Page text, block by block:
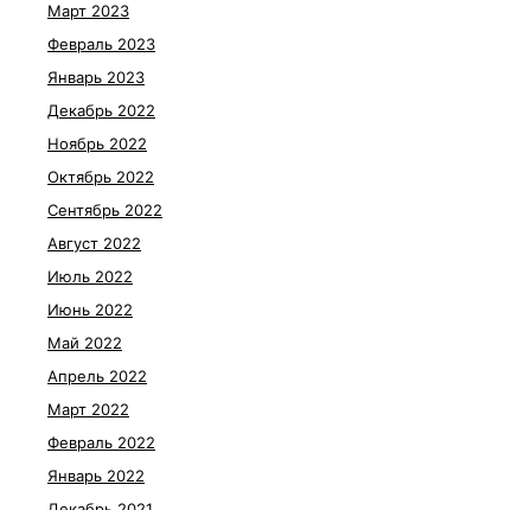
Март 2023
Февраль 2023
Январь 2023
Декабрь 2022
Ноябрь 2022
Октябрь 2022
Сентябрь 2022
Август 2022
Июль 2022
Июнь 2022
Май 2022
Апрель 2022
Март 2022
Февраль 2022
Январь 2022